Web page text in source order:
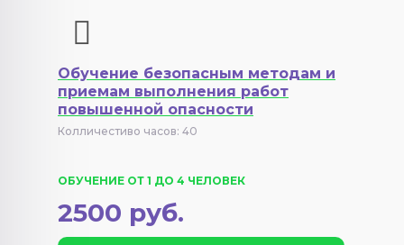
Обучение безопасным методам и
приемам выполнения работ
повышенной опасности
Колличестиво часов: 40
ОБУЧЕНИЕ ОТ 1 ДО 4 ЧЕЛОВЕК
2500 руб.